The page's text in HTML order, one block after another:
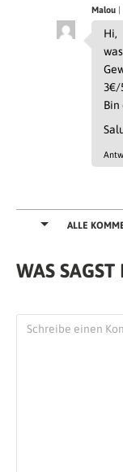
Malou
Hi,
3€/
Bin
ALLE
WAS